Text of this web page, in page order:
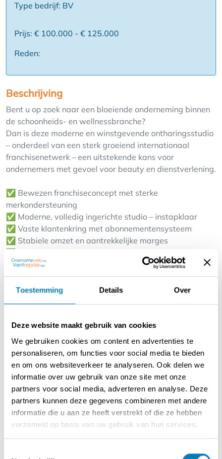
Toestemming Details Over
Deze website maakt gebruik van cookies
We gebruiken cookies om content en advertenties te
personaliseren, om functies voor social media te bieden
en om ons websiteverkeer te analyseren. Ook delen we
informatie over uw gebruik van onze site met onze
partners voor social media, adverteren en analyse. Deze
partners kunnen deze gegevens combineren met andere
informatie die u aan ze heeft verstrekt of die ze hebben
verzameld op basis van uw gebruik van hun services.
Type bedrijf: BV
Prijs: € 100.000 - € 125.000
Reden:
Beschrijving
Bent u op zoek naar een bloeiende onderneming binnen
de schoonheids- en wellnessbranche?
Dan is deze moderne en winstgevende ontharingsstudio
– onderdeel van een sterk groeiend internationaal
franchisenetwerk – een uitstekende kans voor
ondernemers met gevoel voor beauty en dienstverlening.
✅ Bewezen franchiseconcept met sterke
merkondersteuning
✅ Moderne, volledig ingerichte studio – instapklaar
✅ Vaste klantenkring met abonnementensysteem
✅ Stabiele omzet en aantrekkelijke marges
✅ Training en begeleiding vanuit franchiseorganisatie
✅ Gunstige huurvoorwaarden en goede ligging
De studio biedt professionele behandelingen voor
franchiseconcept profiteert u van marketing, knowhow
en een herkenbare formule die sterk in opkomst is.
Interesse of meer informatie? Bent u op zoek naar een
bloeiende onderneming binnen de schoonheids- en
wellnessbranche?
Dan is deze moderne en winstgevende ontharingsstudio
– onderdeel van een sterk groeiend internationaal
franchisenetwerk – een uitstekende kans voor
ondernemers met gevoel voor beauty en dienstverlening.